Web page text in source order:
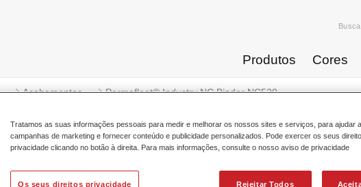
Produtos Cores
Acabamentos Permafleet® Industry NC Binder NC520
Permafleet® Industry
Tratamos as suas informações pessoais para medir e melhorar os nossos sites e serviços, para ajudar
campanhas de marketing e fornecer conteúdo e publicidade personalizados. Pode exercer os seus
privacidade clicando no botão à direita. Para mais informações, consulte o nosso aviso de privacidade
Rejeitar Todos
Os seus direitos privacidade